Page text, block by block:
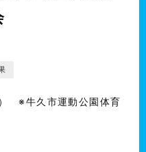
※牛久市運動公園体育